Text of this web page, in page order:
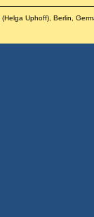
(Helga Uphoff), Berlin,